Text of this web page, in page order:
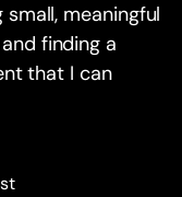
meaningful
finding a
that I can